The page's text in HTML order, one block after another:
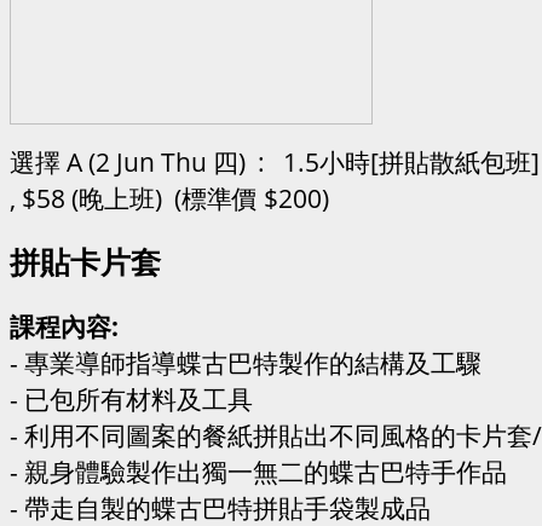
選擇 A (2 Jun Thu 四) : 1.5小時[拼貼散紙包
, $58 (晚上班) (標準價 $200)
拼貼卡片套
課程內容:
- 專業導師指導蝶古巴特製作的結構及工驟
- 已包所有材料及工具
- 利用不同圖案的餐紙拼貼出不同風格的卡片
- 親身體驗製作出獨一無二的蝶古巴特手作品
- 帶走自製的蝶古巴特拼貼手袋製成品